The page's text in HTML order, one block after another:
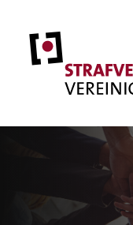
Inhalt
springen